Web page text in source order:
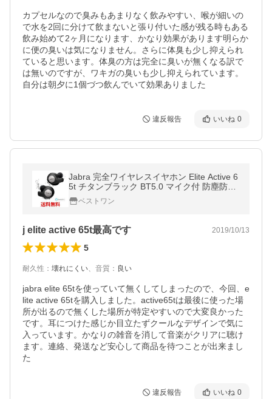
カプセルなので臭みもあまりなく飲みやすい、喉が細いの
で水を2回に分けて飲まないと張り付いた感が残る時もある
飲み始めて2ヶ月になります、かなり効果があります明らか
に便の臭いは気になりません。さらに体臭も少し抑えられ
ていると思います。体臭の方は完全に臭いが無くなる訳で
は無いのですが、ワキガの臭いも少し抑えられています。
自分は朝夕に1個づつ飲んでいて効果ありました
違反報告 いいね 0
Jabra 完全ワイヤレスイヤホン Elite Active 6
5t チタンブラック BT5.0 マイク付 防塵防水I
ベストワン
j elite active 65t最高です 2019/10/13
5
耐久性 ： 壊れにくい、 音質 ： 良い
jabra elite 65tを使っていて無くしてしまったので、今回、e
lite active 65tを購入しました。active65tは最後に使った場
所が出るので無くした場所が特定やすいので大変良かった
です。耳につけた感じか目立たずクールなデザインで気に
入っています。かなりの雑音を消して音楽がクリアに聴け
ます。連絡、発送など安心して商品を待つことが出来まし
た
違反報告 いいね 0